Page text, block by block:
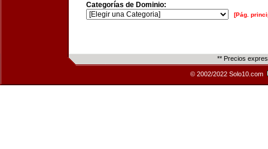
Categorías de Dominio:
[Pág.
** Precios
© 2002/2022 Solo10.com